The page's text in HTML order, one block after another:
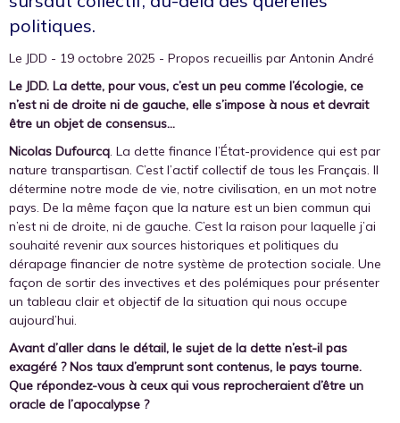
politiques.
Le JDD - 19 octobre 2025 - Propos recueillis par Antonin André
Le JDD. La dette, pour vous, c’est un peu comme l’écologie, ce
n’est ni de droite ni de gauche, elle s’impose à nous et devrait
être un objet de consensus…
Nicolas Dufourcq. La dette finance l’État-providence qui est par
nature transpartisan. C’est l’actif collectif de tous les Français. Il
détermine notre mode de vie, notre civilisation, en un mot notre
pays. De la même façon que la nature est un bien commun qui
n’est ni de droite, ni de gauche. C’est la raison pour laquelle j’ai
souhaité revenir aux sources historiques et politiques du
dérapage financier de notre système de protection sociale. Une
façon de sortir des invectives et des polémiques pour présenter
un tableau clair et objectif de la situation qui nous occupe
aujourd’hui.
Avant d’aller dans le détail, le sujet de la dette n’est-il pas
exagéré ? Nos taux d’emprunt sont contenus, le pays tourne.
Que répondez-vous à ceux qui vous reprocheraient d’être un
oracle de l’apocalypse ?